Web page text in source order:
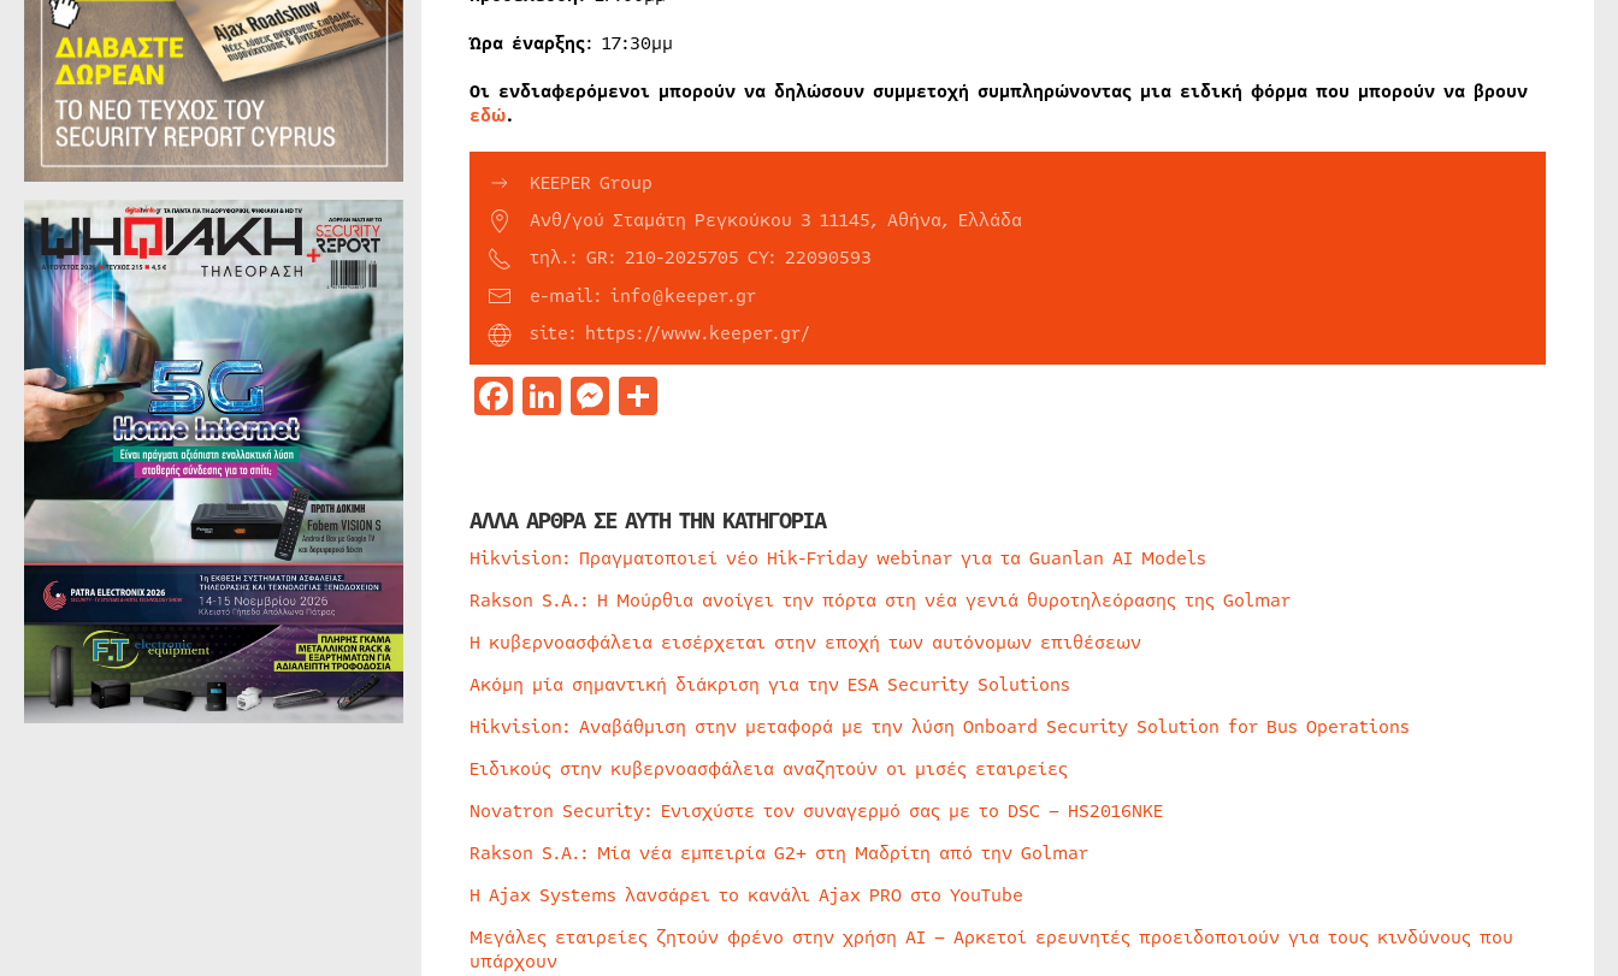
Ώρα έναρξης: 17:30μμ
Οι ενδιαφερόμενοι μπορούν να δηλώσουν συμμετοχή συμπληρώνοντας μια ειδική φόρμα που μπορούν να βρουν
εδώ.
KEEPER Group
Ανθ/γού Σταμάτη Ρεγκούκου 3 11145, Αθήνα, Ελλάδα
τηλ.: GR: 210-2025705 CY: 22090593
e-mail: info@keeper.gr
site: https://www.keeper.gr/
Facebook
LinkedIn
Messenger
Μοιραστείτε
ΑΛΛΑ ΑΡΘΡΑ ΣΕ ΑΥΤΗ ΤΗΝ ΚΑΤΗΓΟΡΙΑ
Hikvision: Πραγματοποιεί νέο Hik-Friday webinar για τα Guanlan AI Models
Rakson S.A.: Η Μούρθια ανοίγει την πόρτα στη νέα γενιά θυροτηλεόρασης της Golmar
Η κυβερνοασφάλεια εισέρχεται στην εποχή των αυτόνομων επιθέσεων
Ακόμη μία σημαντική διάκριση για την ESA Security Solutions
Hikvision: Αναβάθμιση στην μεταφορά με την λύση Onboard Security Solution for Bus Operations
Ειδικούς στην κυβερνοασφάλεια αναζητούν οι μισές εταιρείες
Novatron Security: Ενισχύστε τον συναγερμό σας με το DSC – HS2016NKE
Rakson S.A.: Μία νέα εμπειρία G2+ στη Μαδρίτη από την Golmar
Η Ajax Systems λανσάρει το κανάλι Ajax PRO στο YouTube
Μεγάλες εταιρείες ζητούν φρένο στην χρήση AI – Αρκετοί ερευνητές προειδοποιούν για τους κινδύνους που
υπάρχουν